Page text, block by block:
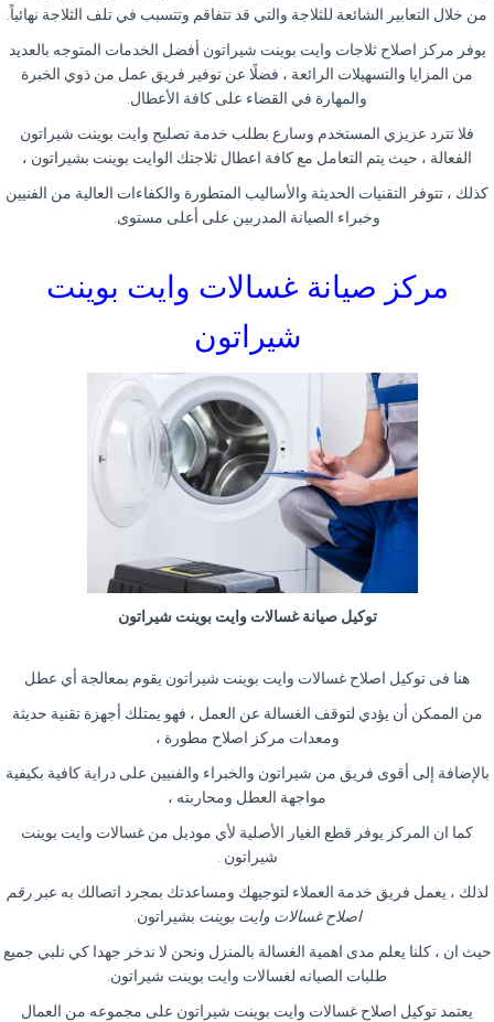
من خلال التعابير الشائعة للثلاجة والتي قد تتفاقم وتتسبب في تلف الثلاجة نهائياً
يوفر مركز اصلاح ثلاجات وايت بوينت شيراتون أفضل الخدمات المتوجه بالعديد
من المزايا والتسهيلات الرائعة ، فضلًا عن توفير فريق عمل من ذوي الخبرة
والمهارة في القضاء على كافة الأعطال
فلا تترد عزيزي المستخدم وسارع بطلب خدمة تصليح وايت بوينت شيراتون
الفعالة ، حيث يتم التعامل مع كافة اعطال ثلاجتك الوايت بوينت بشيراتون ،
كذلك ، تتوفر التقنيات الحديثة والأساليب المتطورة والكفاءات العالية من الفنيين
وخبراء الصيانة المدربين على أعلى مستوى
مركز صيانة غسالات وايت بوينت
شيراتون
توكيل صيانة غسالات وايت بوينت شيراتون
هنا فى توكيل اصلاح غسالات وايت بوينت شيراتون يقوم بمعالجة أي عطل
من الممكن أن يؤدي لتوقف الغسالة عن العمل ، فهو يمتلك أجهزة تقنية حديثة
ومعدات مركز اصلاح مطورة ،
بالإضافة إلى أقوى فريق من شيراتون والخبراء والفنيين على دراية كافية بكيفية
مواجهة العطل ومحاربته ،
كما ان المركز يوفر قطع الغيار الأصلية لأي موديل من غسالات وايت بوينت
شيراتون
لذلك ، يعمل فريق خدمة العملاء لتوجيهك ومساعدتك بمجرد اتصالك به عبررقم
اصلاح غسالات وايت بوينت بشيراتون
حيث ان ، كلنا يعلم مدى اهمية الغسالة بالمنزل ونحن لا ندخر جهدا كي نلبي جميع
طلبات الصيانه لغسالات وايت بوينت شيراتون
يعتمد توكيل اصلاح غسالات وايت بوينت شيراتون على مجموعه من العمال